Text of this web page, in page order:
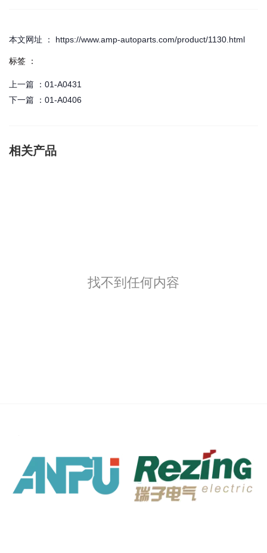
本文网址 ： https://www.amp-autoparts.com/product/1130.html
标签 ：
上一篇 ： 01-A0431
下一篇 ： 01-A0406
相关产品
找不到任何内容